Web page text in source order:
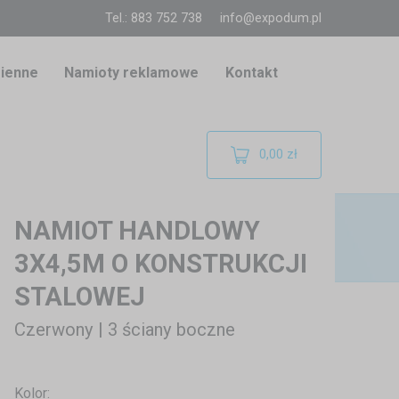
Tel.: 883 752 738 info@expodum.pl
Namioty reklamowe Kontakt
0,00 zł
NAMIOT HANDLOWY
3X4,5M O KONSTRUKCJI
STALOWEJ
Czerwony | 3 ściany boczne
Kolor: